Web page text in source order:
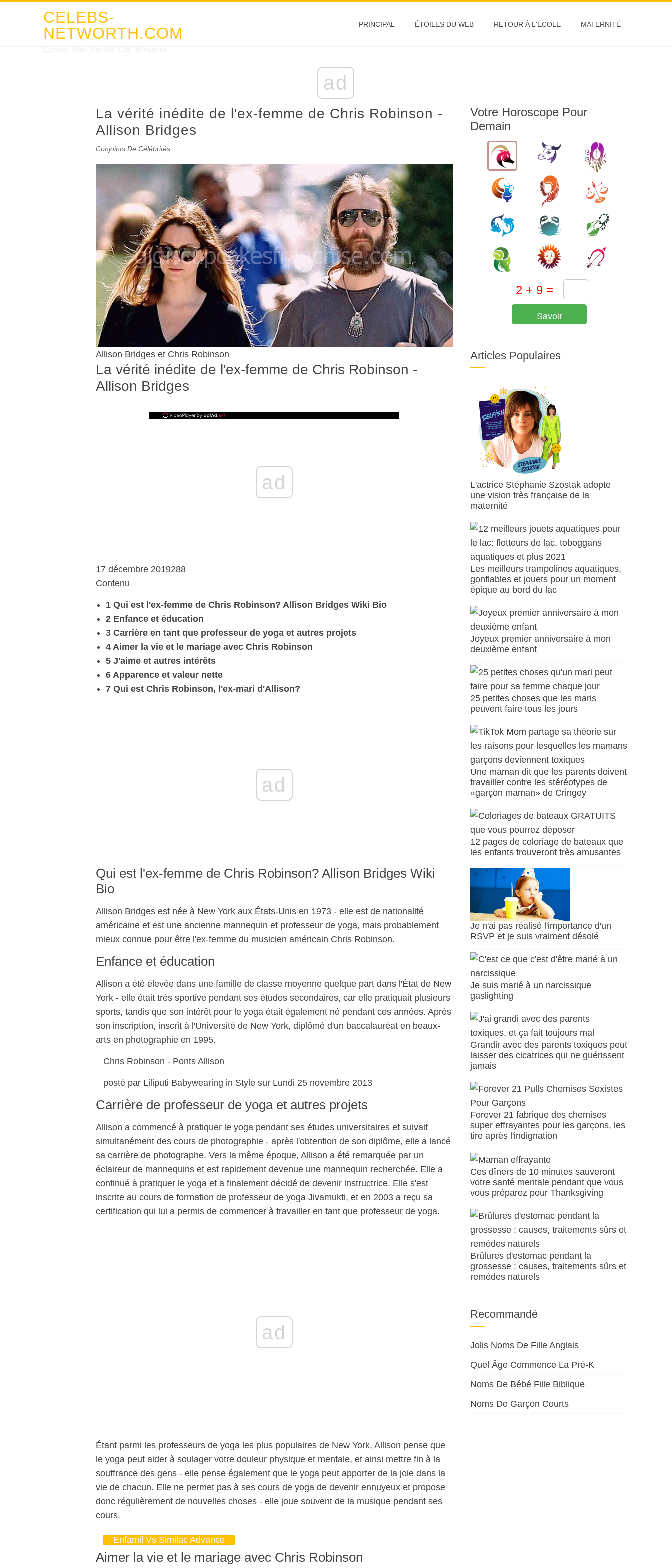
CELEBS-
NETWORTH.COM
PRINCIPAL ÉTOILES DU WEB RETOUR À L'ÉCOLE MATERNITÉ
ad
La vérité inédite de l'ex-femme de Chris Robinson -
Allison Bridges
Conjoints De Célébrités
Allison Bridges et Chris Robinson
La vérité inédite de l'ex-femme de Chris Robinson -
Allison Bridges
ad
17 décembre 2019288
Contenu
1 Qui est l'ex-femme de Chris Robinson? Allison Bridges Wiki Bio
2 Enfance et éducation
3 Carrière en tant que professeur de yoga et autres projets
4 Aimer la vie et le mariage avec Chris Robinson
5 J'aime et autres intérêts
6 Apparence et valeur nette
7 Qui est Chris Robinson, l'ex-mari d'Allison?
ad
Qui est l'ex-femme de Chris Robinson? Allison Bridges Wiki
Bio
Allison Bridges est née à New York aux États-Unis en 1973 - elle est de nationalité
américaine et est une ancienne mannequin et professeur de yoga, mais probablement
mieux connue pour être l'ex-femme du musicien américain Chris Robinson.
Enfance et éducation
Allison a été élevée dans une famille de classe moyenne quelque part dans l'État de New
York - elle était très sportive pendant ses études secondaires, car elle pratiquait plusieurs
sports, tandis que son intérêt pour le yoga était également né pendant ces années. Après
son inscription, inscrit à l'Université de New York, diplômé d'un baccalauréat en beaux-
arts en photographie en 1995.
Chris Robinson - Ponts Allison
posté par Liliputi Babywearing in Style sur Lundi 25 novembre 2013
Carrière de professeur de yoga et autres projets
Allison a commencé à pratiquer le yoga pendant ses études universitaires et suivait
simultanément des cours de photographie - après l'obtention de son diplôme, elle a lancé
sa carrière de photographe. Vers la même époque, Allison a été remarquée par un
éclaireur de mannequins et est rapidement devenue une mannequin recherchée. Elle a
continué à pratiquer le yoga et a finalement décidé de devenir instructrice. Elle s'est
inscrite au cours de formation de professeur de yoga Jivamukti, et en 2003 a reçu sa
certification qui lui a permis de commencer à travailler en tant que professeur de yoga.
ad
Étant parmi les professeurs de yoga les plus populaires de New York, Allison pense que
le yoga peut aider à soulager votre douleur physique et mentale, et ainsi mettre fin à la
souffrance des gens - elle pense également que le yoga peut apporter de la joie dans la
vie de chacun. Elle ne permet pas à ses cours de yoga de devenir ennuyeux et propose
donc régulièrement de nouvelles choses - elle joue souvent de la musique pendant ses
cours.
Enfamil Vs Similac Advance
Aimer la vie et le mariage avec Chris Robinson
Votre Horoscope Pour
Demain
Savoir
Articles Populaires
L'actrice Stéphanie Szostak adopte
une vision très française de la
maternité
Les meilleurs trampolines aquatiques,
gonflables et jouets pour un moment
épique au bord du lac
Joyeux premier anniversaire à mon
deuxième enfant
25 petites choses que les maris
peuvent faire tous les jours
Une maman dit que les parents doivent
travailler contre les stéréotypes de
«garçon maman» de Cringey
12 pages de coloriage de bateaux que
les enfants trouveront très amusantes
Je n'ai pas réalisé l'importance d'un
RSVP et je suis vraiment désolé
Je suis marié à un narcissique
gaslighting
Grandir avec des parents toxiques peut
laisser des cicatrices qui ne guérissent
jamais
Forever 21 fabrique des chemises
super effrayantes pour les garçons, les
tire après l'indignation
Ces dîners de 10 minutes sauveront
votre santé mentale pendant que vous
vous préparez pour Thanksgiving
Brûlures d'estomac pendant la
grossesse : causes, traitements sûrs et
remèdes naturels
Recommandé
Jolis Noms De Fille Anglais
Quel Âge Commence La Pré-K
Noms De Bébé Fille Biblique
Noms De Garçon Courts